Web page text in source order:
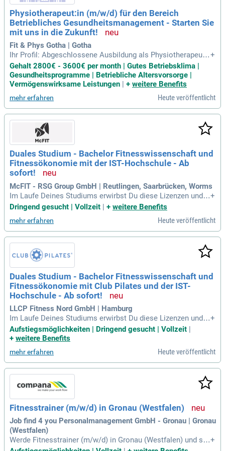
e, die dein Arbeits- und Trainingsleben revolutioniert!
Physiotherapeut:in (m/w/d) für den Bereich
Betriebliches Gesundheitsmanagement - Starten Sie
mit uns in die Zukunft!
Fit & Phys Gotha | Gotha
Ihr Profil: Abgeschlossene Ausbildung als Physiotherapeut:i
n – alternativ als medizinische:r Fitnesstrainer:in; Empathie,
Kommunikationsstärke und eigenverantwortliches Arbeiten;
Idealerweise Erfahrung im Bereich Betriebliches Gesundheit
+
Gehalt 2800€ - 3600€ per month | Gutes Betriebsklima |
Gesundheitsprogramme | Betriebliche Altersvorsorge |
Vermögenswirksame Leistungen
+ weitere Benefits
mehr erfahren Heute veröffentlicht
Duales Studium - Bachelor Fitnesswissenschaft und
Fitnessökonomie mit der IST-Hochschule - Ab
sofort!
McFIT - RSG Group GmbH | Reutlingen, Saarbrücken, Worms
Im Laufe Deines Studiums erwirbst Du diese Lizenzen und Z
ertifikate: B-Lizenz "Fitnesstrainer:in"; A-Lizenz "Medizinisch
es Fitnesstraining"; B-Lizenz "Sporternährung"; A-Lizenz "Fun
ctional Trainer:in"; A-Lizenz "Ausdauertraining"; A-Lizenz "Lei
stungs-
+
Dringend gesucht | Vollzeit | + weitere Benefits
mehr erfahren Heute veröffentlicht
Duales Studium - Bachelor Fitnesswissenschaft und
Fitnessökonomie mit Club Pilates und der IST-
Hochschule - Ab sofort!
LLCP Fitness Nord GmbH | Hamburg
Im Laufe Deines Studiums erwirbst Du diese Lizenzen und Z
ertifikate: B-Lizenz "Fitnesstrainer:in"; A-Lizenz "Medizinisch
es Fitnesstraining"; B-Lizenz "Sporternährung"; A-Lizenz "Fun
stungs-
+
Aufstiegsmöglichkeiten | Dringend gesucht | Vollzeit |
+ weitere Benefits
mehr erfahren Heute veröffentlicht
Fitnesstrainer (m/w/d) in Gronau (Westfalen)
Job find 4 you Personalmanagement GmbH - Gronau | Gronau
(Westfalen)
Werde Fitnesstrainer (m/w/d) in Gronau (Westfalen) und sta+